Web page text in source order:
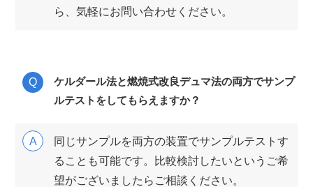
ら、気軽にお問い合わせください。
ケルダール法と燃焼式改良デュマ法の両方でサンプ
ルテストをしてもらえますか？
同じサンプルを両方の装置でサンプルテストす
ることも可能です。比較検討したいというご希
望がございましたらご相談ください。